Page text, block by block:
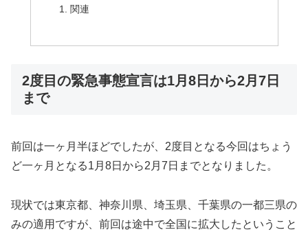
関連
2度目の緊急事態宣言は1月8日から2月7日
まで
前回は一ヶ月半ほどでしたが、2度目となる今回はちょう
ど一ヶ月となる1月8日から2月7日までとなりました。
現状では東京都、神奈川県、埼玉県、千葉県の一都三県の
みの適用ですが、前回は途中で全国に拡大したということ